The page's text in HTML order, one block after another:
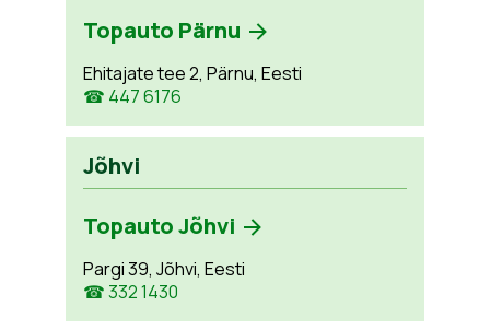
Topauto Pärnu
Ehitajate tee 2, Pärnu, Eesti
☎ 447 6176
Jõhvi
Topauto Jõhvi
Pargi 39, Jõhvi, Eesti
☎ 332 1430